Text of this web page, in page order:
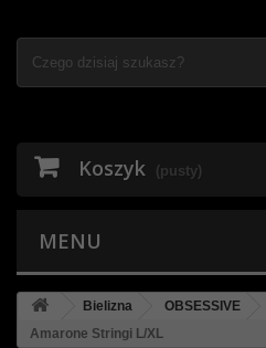
Koszyk (pusty)
MENU
Bielizna OBSESSIVE
Amarone Stringi L/XL